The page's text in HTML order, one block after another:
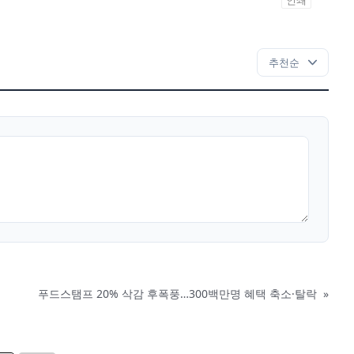
푸드스탬프 20% 삭감 후폭풍…300백만명 혜택 축소·탈락 »